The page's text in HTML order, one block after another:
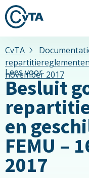
CvTA
november 2017
Lees voor
Besluit
en
FEMU –
2017